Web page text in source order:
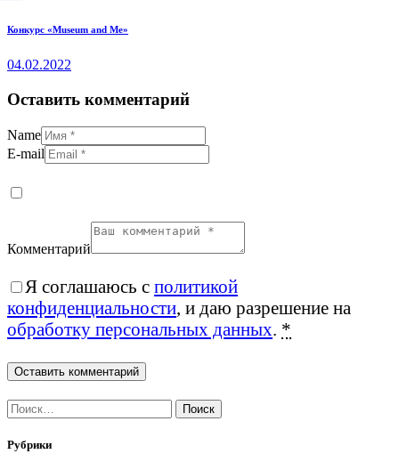
Конкурс «Museum and Me»
04.02.2022
Оставить комментарий
Name
E-mail
Комментарий
Я соглашаюсь с политикой
конфиденциальности, и даю разрешение на
обработку персональных данных. *
Найти:
Рубрики